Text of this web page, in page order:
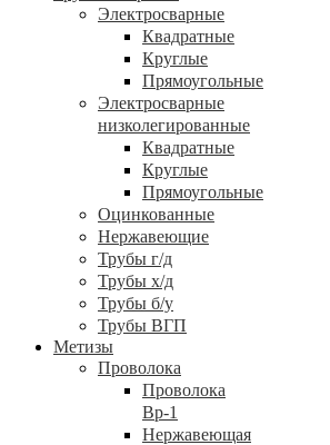
Электросварные
Квадратные
Круглые
Прямоугольные
Электросварные
низколегированные
Квадратные
Круглые
Прямоугольные
Оцинкованные
Нержавеющие
Трубы г/д
Трубы х/д
Трубы б/у
Трубы ВГП
Метизы
Проволока
Проволока
Вр-1
Нержавеющая